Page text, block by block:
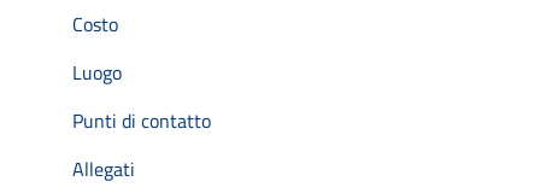
Costo
Luogo
Punti di contatto
Allegati